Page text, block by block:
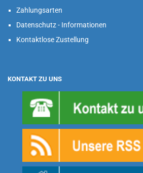
Zahlungsarten
Datenschutz - Informationen
Kontaktlose Zustellung
KONTAKT ZU UNS